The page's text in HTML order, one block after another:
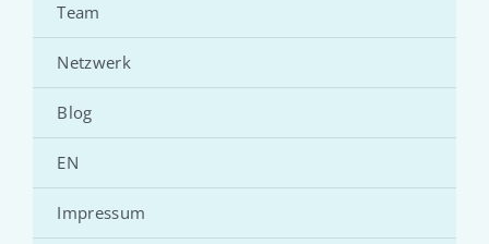
Team
Netzwerk
Blog
EN
Impressum